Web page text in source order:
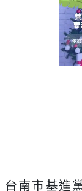
台南市基進